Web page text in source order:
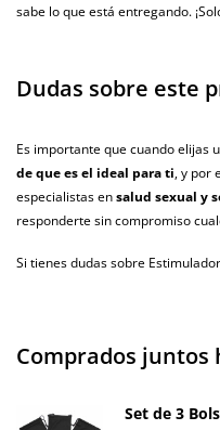
sabe lo que está entregando.
Dudas sobre este
Es importante que cuando elijas
de que es el ideal para ti, y por
especialistas ensalud sexual y
responderte sin compromiso
Si tienes dudas sobre
Comprados
Set de 3